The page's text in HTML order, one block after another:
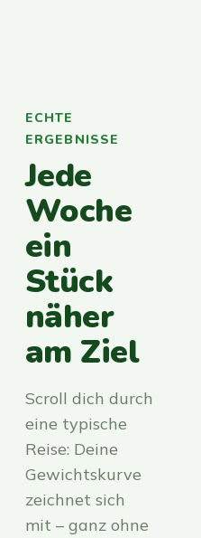
ECHTE
ERGEBNISSE
Jede
Woche
ein
Stück
näher
am Ziel
Scroll dich durch
eine typische
Reise: Deine
Gewichtskurve
zeichnet sich
mit – ganz ohne